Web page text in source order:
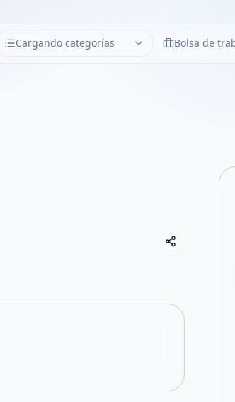
Cargando categorías
CATEGORÍAS LimpiarBolsa de
Compartir
Compartir
Compartir
Compartir